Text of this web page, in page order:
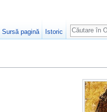
Sursă pagină Istoric
Căutare